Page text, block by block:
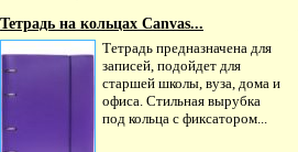
Тетрадь на кольцах Canvas...
Тетрадь предназначена для
записей, подойдет для
старшей школы, вуза, дома и
офиса. Стильная вырубка
под кольца с фиксатором...